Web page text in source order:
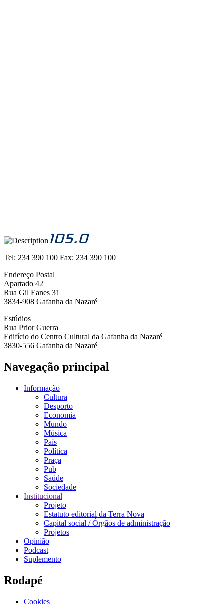
Tel: 234 390 100 Fax: 234 390 100
Endereço Postal
Apartado 42
Rua Gil Eanes 31
3834-908 Gafanha da Nazaré
Estúdios
Rua Prior Guerra
Edifício do Centro Cultural da Gafanha da Nazaré
3830-556 Gafanha da Nazaré
Navegação principal
Informação
Cultura
Desporto
Economia
Mundo
Música
País
Política
Praça
Pub
Saúde
Sociedade
Institucional
Projeto
Estatuto editorial da Terra Nova
Capital social / Órgãos de administração
Projetos
Opinião
Podcast
Suplemento
Rodapé
Cookies